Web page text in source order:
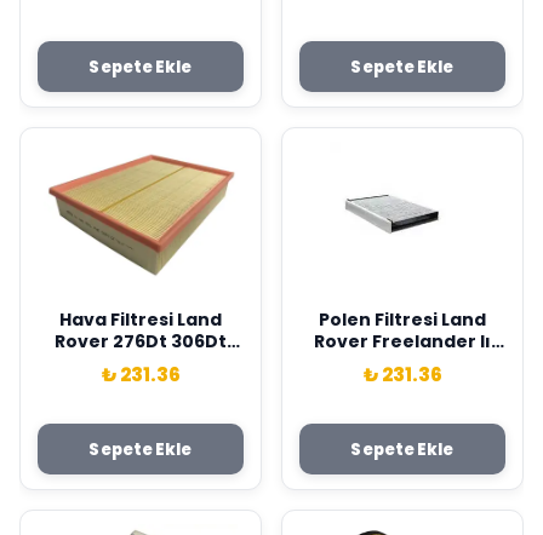
X350 X358 Sardes
1311289-C2S29685
Sepete Ekle
ESR4103-17220P5TG00
Sepete Ekle
Hava Filtresi Land
Rover 276Dt 306Dt
Discovery 3-Iv L319
Range Rover L405 L320
₺ 231.36
Sepete Ekle
Polen Filtresi Land
Rover Freelander Iı
L359 Discovery Sport
L550 Range Rover
60 V70 Xc70 S80
Karbonlu Sardes
LR056138-C2Z32298-
30733893
₺ 231.36
Sepete Ekle